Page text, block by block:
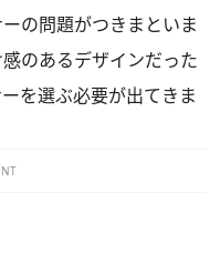
の問題がつきまといま
のあるデザインだった
を選ぶ必要が出てきま